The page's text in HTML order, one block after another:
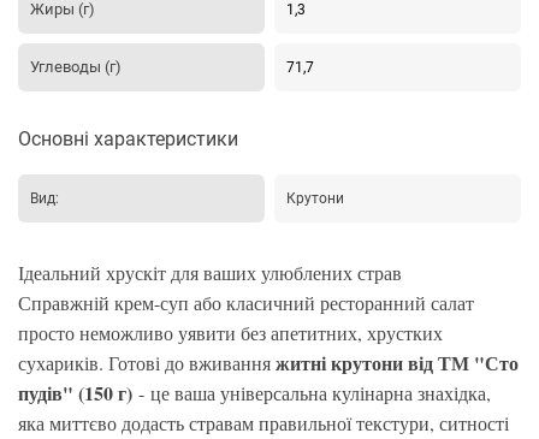
Жиры (г) 1,3
Углеводы (г) 71,7
Основні характеристики
Вид: Крутони
Ідеальний хрускіт для ваших улюблених страв
Справжній крем-суп або класичний ресторанний салат
просто неможливо уявити без апетитних, хрустких
сухариків. Готові до вживанняжитні крутони від ТМ "Сто
пудів" (150 г) - це ваша універсальна кулінарна знахідка,
яка миттєво додасть стравам правильної текстури, ситності